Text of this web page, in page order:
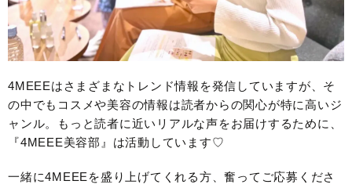
4MEEEはさまざまなトレンド情報を発信していますが、そ
の中でもコスメや美容の情報は読者からの関心が特に高いジ
ャンル。もっと読者に近いリアルな声をお届けするために、
『4MEEE美容部』は活動しています♡
一緒に4MEEEを盛り上げてくれる方、奮ってご応募くださ